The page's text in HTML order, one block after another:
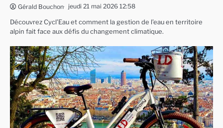
Gérald Bouchon jeudi 21 mai 2026 12:58
Découvrez Cycl’Eau et comment la gestion de l’eau en territoire
alpin fait face aux défis du changement climatique.